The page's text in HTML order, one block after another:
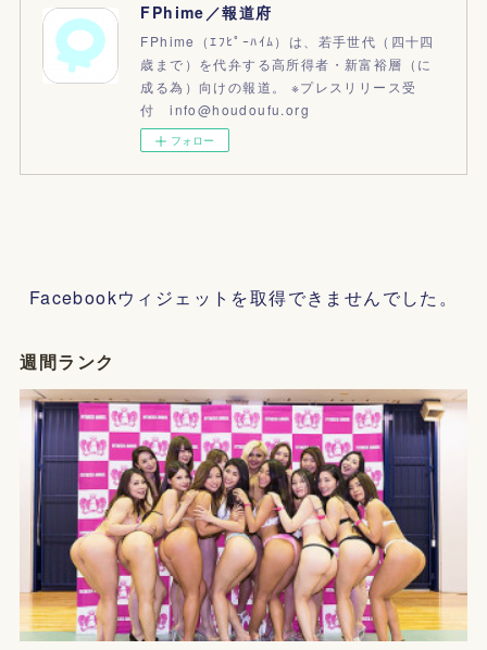
FPhime／報道府
FPhime（ｴﾌﾋﾟｰﾊｲﾑ）は、若手世代（四十四
歳まで）を代弁する高所得者・新富裕層（に
成る為）向けの報道。 ※プレスリリース受
付 info@houdoufu.org
フォロー
Facebookウィジェットを取得できませんでした。
週間ランク